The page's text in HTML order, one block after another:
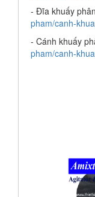
- Đĩa khuấy
pham/canh-
- Cánh khuấy
pham/canh-